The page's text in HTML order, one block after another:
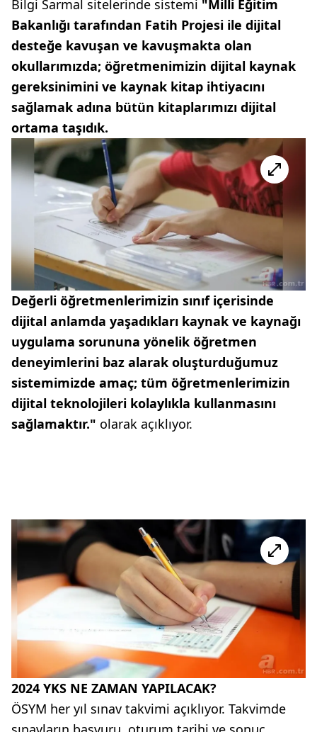
Bilgi Sarmal sitelerinde sistemi "Milli Eğitim
Bakanlığı tarafından Fatih Projesi ile dijital
desteğe kavuşan ve kavuşmakta olan
okullarımızda; öğretmenimizin dijital kaynak
gereksinimini ve kaynak kitap ihtiyacını
sağlamak adına bütün kitaplarımızı dijital
ortama taşıdık.
Değerli öğretmenlerimizin sınıf içerisinde
dijital anlamda yaşadıkları kaynak ve kaynağı
uygulama sorununa yönelik öğretmen
deneyimlerini baz alarak oluşturduğumuz
sistemimizde amaç; tüm öğretmenlerimizin
dijital teknolojileri kolaylıkla kullanmasını
sağlamaktır." olarak açıklıyor.
2024 YKS NE ZAMAN YAPILACAK?
ÖSYM her yıl sınav takvimi açıklıyor. Takvimde